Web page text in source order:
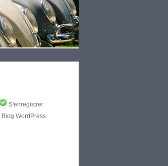
S'enregistrer
Blog WordPress